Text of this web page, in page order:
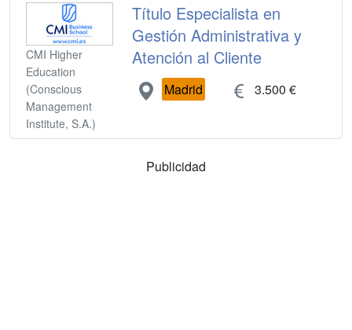
CMI Higher
Education
(Conscious
Management
Institute, S.A.)
Título Especialista en
Gestión Administrativa y
Atención al Cliente
Madrid 3.500 €
Publicidad